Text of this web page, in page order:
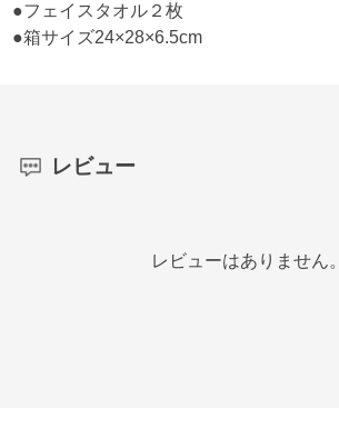
●フェイスタオル２枚
●箱サイズ24×28×6.5cm
レビュー
レビューはありません。